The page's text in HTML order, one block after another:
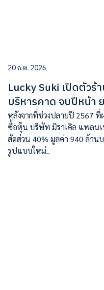
20 ก.พ. 2026
Lucky Suki เปิดตัวร้
บริหารคาด จบปีหน้า
หลังจากที่ช่วงปลายปี 2567 ที่
ซื้อหุ้น บริษัท มิราเคิล แพลนเ
สัดส่วน 40% มูลค่า 940 ล้าน
รูปแบบใหม่..